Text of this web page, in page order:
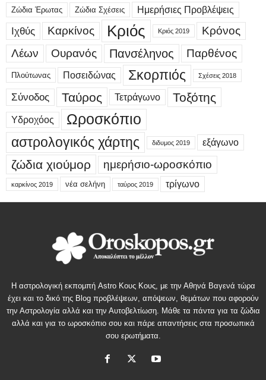
Ζώδια Έρωτας Ζώδια Σχέσεις Ημερήσιες Προβλέψεις
Ιχθύς Καρκίνος Κριός Κριός 2019
Κρόνος
Λέων
Ουρανός Πανσέληνος Παρθένος
Πλούτωνας Ποσειδώνας Σκορπιός Σχέσεις 2018
Σύνοδος Ταύρος Τετράγωνο Τοξότης
Υδροχόος Ωροσκόπιο
αστρολογικός χάρτης διδυμος 2019 εξάγωνο
ζώδια χιούμορ ημερήσιο-ωροσκόπιο
καρκίνος 2019 νέα σελήνη ταύρος 2019 τρίγωνο
Η αστρολογική εκπομπή Astro Κους Κους, με την Αθηνά Βαγενά τώρα
έχει και το δικό της Blog προβλέψεων, απόψεων, θεμάτων που αφορούν
την Αστρολογία αλλά και την Αυτοβελτίωση. Μάθε τα πάντα για τα ζώδια
αλλά και για το ωροσκόπιο σου και πάρε απαντήσεις στα προσωπικά
σου ερωτήματα.